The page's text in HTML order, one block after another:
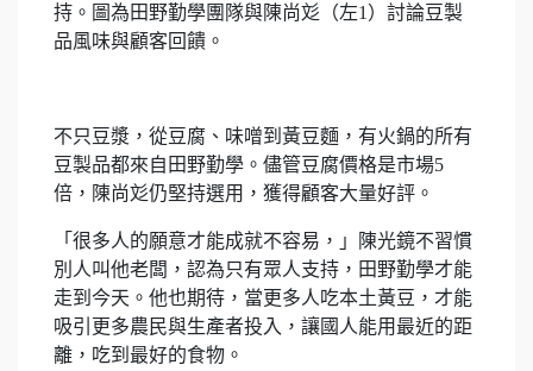
持。圖為田野勤學團隊與陳尚彣（左1）討論豆製
品風味與顧客回饋。
不只豆漿，從豆腐、味噌到黃豆麵，有火鍋的所有
豆製品都來自田野勤學。儘管豆腐價格是市場5
倍，陳尚彣仍堅持選用，獲得顧客大量好評。
「很多人的願意才能成就不容易，」陳光鏡不習慣
別人叫他老闆，認為只有眾人支持，田野勤學才能
走到今天。他也期待，當更多人吃本土黃豆，才能
吸引更多農民與生產者投入，讓國人能用最近的距
離，吃到最好的食物。